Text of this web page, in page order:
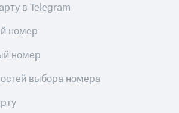
в Telegram
номер
номер
выбора номера